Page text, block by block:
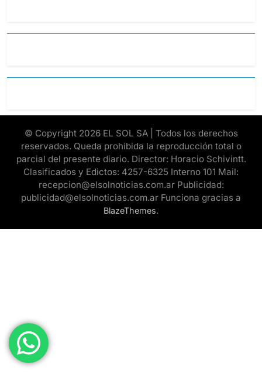
© Copyright 2026 EL SOL SA | Todos los derechos
reservados. Queda prohibida la reproducción total o
parcial del presente diario. Director: Horacio Schivintt.
Clasificados y Edictos: 4257-6325 Interno 101 Mail:
recepcion@elsolnoticias.com.ar Publicidad:
publicidad@elsolnoticias.com.ar Funciona gracias a
BlazeThemes.